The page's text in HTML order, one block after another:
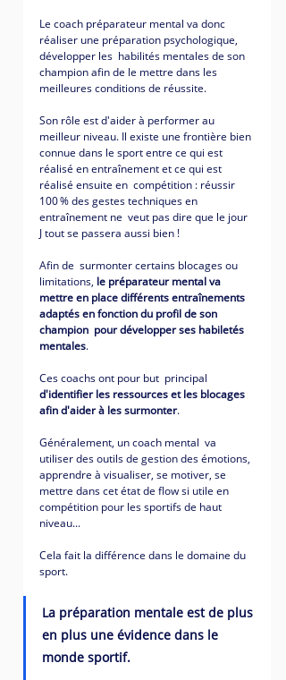
Le coach préparateur mental va donc
réaliser une préparation psychologique,
développer les  habilités mentales de son
champion afin de le mettre dans les
meilleures conditions de réussite.
Son rôle est d'aider à performer au
meilleur niveau. Il existe une frontière bien
connue dans le sport entre ce qui est
réalisé en entraînement et ce qui est
réalisé ensuite en  compétition : réussir
100 % des gestes techniques en
entraînement ne  veut pas dire que le jour
J tout se passera aussi bien !
Afin de  surmonter certains blocages ou
limitations, le préparateur mental va
mettre en place différents entraînements
adaptés en fonction du profil de son
champion pour développer ses habiletés
mentales.
Ces coachs ont pour but  principal
d'identifier les ressources et les blocages
afin d'aider à les surmonter.
Généralement, un coach mental  va
utiliser des outils de gestion des émotions,
apprendre à visualiser, se motiver, se
mettre dans cet état de flow si utile en
compétition pour les sportifs de haut
niveau...
Cela fait la différence dans le domaine du
sport.
La préparation mentale est de plus
en plus une évidence dans le
monde sportif.